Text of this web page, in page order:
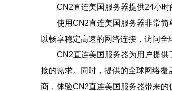
CN2直连美国服务器提供24小
使用CN2直连美国服务器非常
以畅享稳定高速的网络连接，访问全
CN2直连美国服务器为用户提
接的需求。同时，提供的全球网络
商，体验CN2直连美国服务器带来的